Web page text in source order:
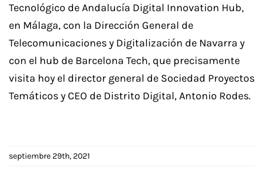
Tecnológico de Andalucía Digital Innovation Hub,
en Málaga, con la Dirección General de
Telecomunicaciones y Digitalización de Navarra y
con el hub de Barcelona Tech, que precisamente
visita hoy el director general de Sociedad Proyectos
Temáticos y CEO de Distrito Digital, Antonio Rodes.
septiembre 29th, 2021